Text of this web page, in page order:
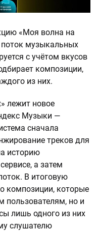
«Моя волна на
музыкальных
с учётом вкусов
композиции,
из них.
лежит новое
Музыки —
сначала
треков для
историю
а затем
В итоговую
композиции, которые
пользователям, но и
лишь одного из них
слушателю